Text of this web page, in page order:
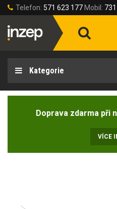
Telefon: 571 623 177 Mobil:
Kategorie
Doprava zdarma při
VÍCE